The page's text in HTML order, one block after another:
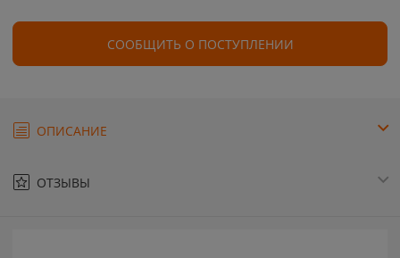
СООБЩИТЬ О ПОСТУПЛЕНИИ
ОПИСАНИЕ
ОТЗЫВЫ